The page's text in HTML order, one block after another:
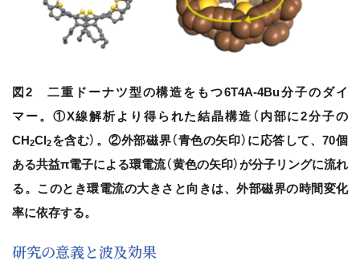
図2 二重ドーナツ型の構造をもつ6T4A-4Bu分子のダイ
マー。①X線解析より得られた結晶構造（内部に2分子の
CH2Cl2を含む）。②外部磁界（青色の矢印）に応答して、70個
ある共益π電子による環電流（黄色の矢印）が分子リングに流れ
る。このとき環電流の大きさと向きは、外部磁界の時間変化
率に依存する。
研究の意義と波及効果